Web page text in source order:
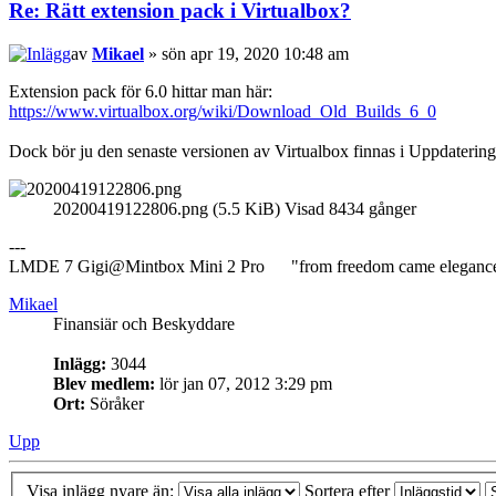
Re: Rätt extension pack i Virtualbox?
av Mikael » sön apr 19, 2020 10:48 am
Extension pack för 6.0 hittar man här:
https://www.virtualbox.org/wiki/Download_Old_Builds_6_0
Dock bör ju den senaste versionen av Virtualbox finnas i
20200419122806.png (5.5 KiB) Visad 8434 gånger
---
LMDE 7 Gigi@Mintbox Mini 2 Pro "from freedom came
Mikael
Finansiär och Beskyddare
Inlägg: 3044
Blev medlem: lör jan 07, 2012 3:29 pm
Ort: Söråker
Upp
Visa inlägg nyare än: Sortera efter